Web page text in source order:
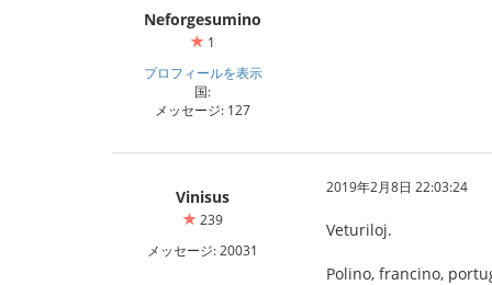
Neforgesumino
1
プロフィールを表示
国:
メッセージ: 127
Vinisus
239
メッセージ: 20031
2019年2月8日 22:03:24
Veturiloj.
Polino, francino,